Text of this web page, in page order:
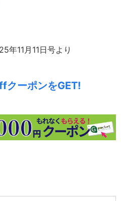
年11月11日号より
ーポンをGET!